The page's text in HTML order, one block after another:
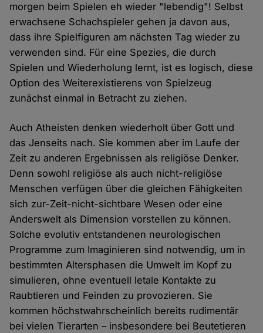
morgen beim Spielen eh wieder "lebendig"! Selbst
erwachsene Schachspieler gehen ja davon aus,
dass ihre Spielfiguren am nächsten Tag wieder zu
verwenden sind. Für eine Spezies, die durch
Spielen und Wiederholung lernt, ist es logisch, diese
Option des Weiterexistierens von Spielzeug
zunächst einmal in Betracht zu ziehen.
Auch Atheisten denken wiederholt über Gott und
das Jenseits nach. Sie kommen aber im Laufe der
Zeit zu anderen Ergebnissen als religiöse Denker.
Denn sowohl religiöse als auch nicht-religiöse
Menschen verfügen über die gleichen Fähigkeiten
sich zur-Zeit-nicht-sichtbare Wesen oder eine
Anderswelt als Dimension vorstellen zu können.
Solche evolutiv entstandenen neurologischen
Programme zum Imaginieren sind notwendig, um in
bestimmten Altersphasen die Umwelt im Kopf zu
simulieren, ohne eventuell letale Kontakte zu
Raubtieren und Feinden zu provozieren. Sie
kommen höchstwahrscheinlich bereits rudimentär
bei vielen Tierarten – insbesondere bei Beutetieren